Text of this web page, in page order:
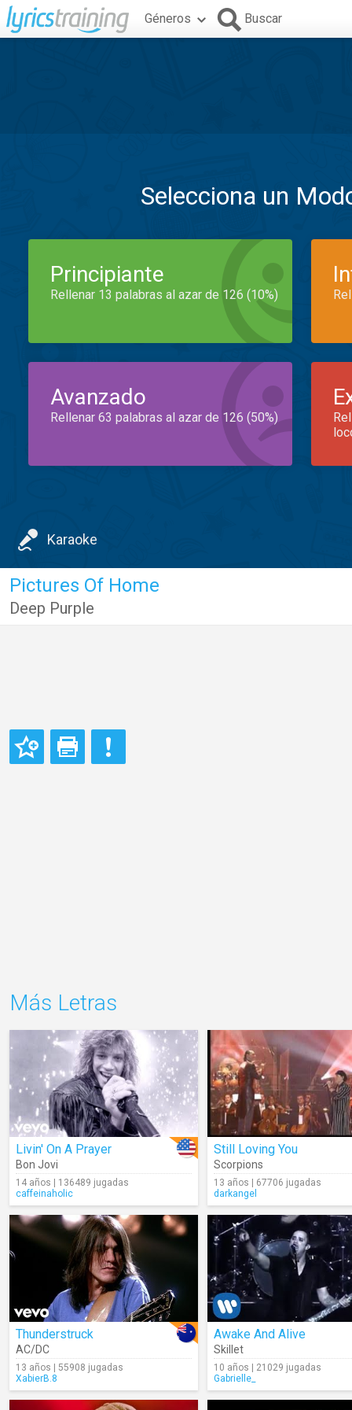
Géneros Buscar
Selecciona un
Principiante
Rellenar 13 palabras al azar de 126 (10%)
Avanzado
Rellenar 63 palabras al azar de 126 (50%)
Karaoke
Pictures Of Home
Deep Purple
Más Letras
Livin' On A Prayer
Bon Jovi
14 años | 136489 jugadas
caffeinaholic
Still Loving You
Scorpions
13 años | 67706 jugadas
darkangel
Thunderstruck
AC/DC
13 años | 55908 jugadas
XabierB.8
Awake And Alive
Skillet
10 años | 21029 jugadas
Gabrielle_